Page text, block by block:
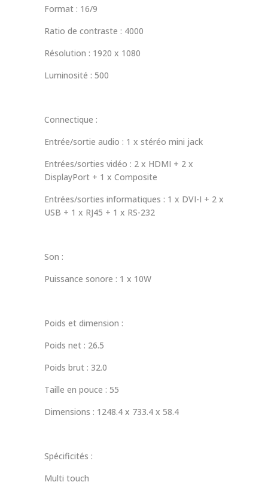
Format : 16/9
Ratio de contraste : 4000
Résolution : 1920 x 1080
Luminosité : 500
Connectique :
Entrée/sortie audio : 1 x stéréo mini jack
Entrées/sorties vidéo : 2 x HDMI + 2 x
DisplayPort + 1 x Composite
Entrées/sorties informatiques : 1 x DVI-I + 2 x
USB + 1 x RJ45 + 1 x RS-232
Son :
Puissance sonore : 1 x 10W
Poids et dimension :
Poids net : 26.5
Poids brut : 32.0
Taille en pouce : 55
Dimensions : 1248.4 x 733.4 x 58.4
Spécificités :
Multi touch